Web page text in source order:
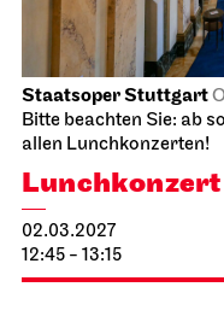
Don Quijote
14.02.2027
14:00 - 16:45